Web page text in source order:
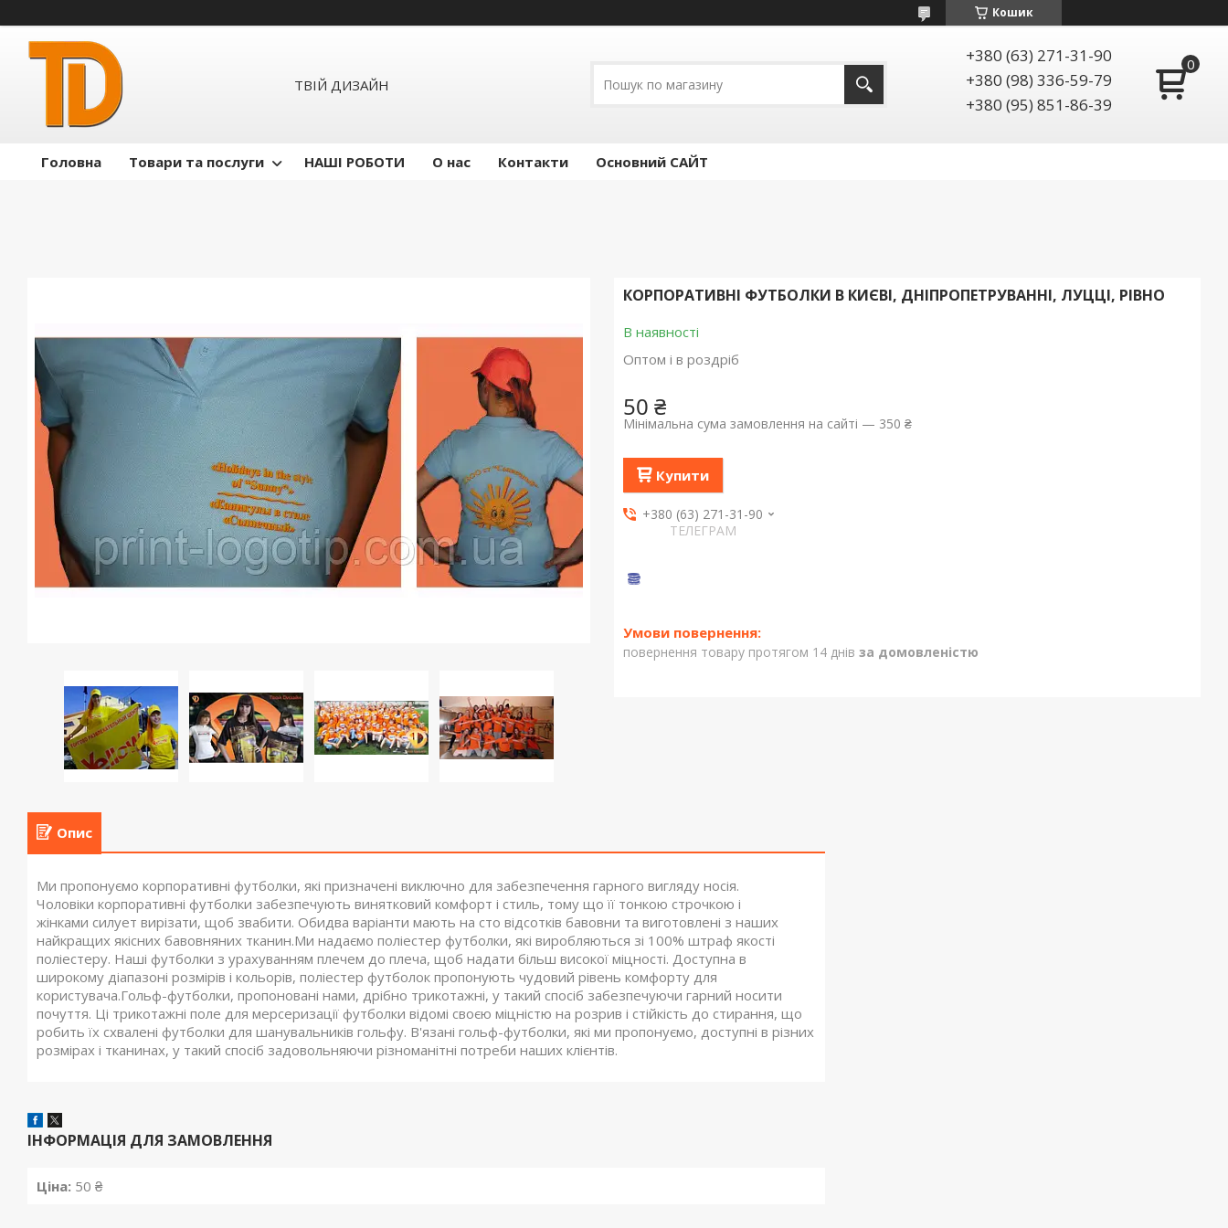
Кошик
ТВІЙ ДИЗАЙН
+380 (63) 271-31-90
+380 (98) 336-59-79
+380 (95) 851-86-39
Головна Товари та послуги НАШІ РОБОТИ О нас Контакти Основний САЙТ
КОРПОРАТИВНІ ФУТБОЛКИ В КИЄВІ, ДНІПРОПЕТРУВАННІ, ЛУЦЦІ, РІВНО
В наявності
Оптом і в роздріб
50 ₴
Мінімальна сума замовлення на сайті — 350 ₴
Купити
+380 (63) 271-31-90
ТЕЛЕГРАМ
повернення товару протягом 14 днів за домовленістю
Опис
Ми пропонуємо корпоративні футболки, які призначені виключно для забезпечення гарного вигляду носія.
Чоловіки корпоративні футболки забезпечують винятковий комфорт і стиль, тому що її тонкою строчкою і
жінками силует вирізати, щоб звабити. Обидва варіанти мають на сто відсотків бавовни та виготовлені з наших
найкращих якісних бавовняних тканин.Ми надаємо поліестер футболки, які виробляються зі 100% штраф якості
поліестеру. Наші футболки з урахуванням плечем до плеча, щоб надати більш високої міцності. Доступна в
широкому діапазоні розмірів і кольорів, поліестер футболок пропонують чудовий рівень комфорту для
користувача.Гольф-футболки, пропоновані нами, дрібно трикотажні, у такий спосіб забезпечуючи гарний носити
почуття. Ці трикотажні поле для мерсеризації футболки відомі своєю міцністю на розрив і стійкість до стирання, що
робить їх схвалені футболки для шанувальників гольфу. В'язані гольф-футболки, які ми пропонуємо, доступні в різних
розмірах і тканинах, у такий спосіб задовольняючи різноманітні потреби наших клієнтів.
ІНФОРМАЦІЯ ДЛЯ ЗАМОВЛЕННЯ
Ціна: 50 ₴